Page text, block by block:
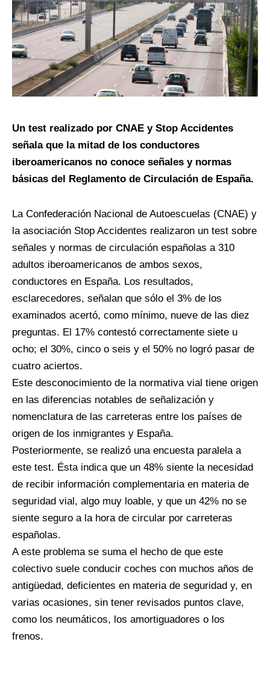
Un test realizado por CNAE y Stop Accidentes
señala que la mitad de los conductores
iberoamericanos no conoce señales y normas
básicas del Reglamento de Circulación de España.
La Confederación Nacional de Autoescuelas (CNAE) y
la asociación Stop Accidentes realizaron un test sobre
señales y normas de circulación españolas a 310
adultos iberoamericanos de ambos sexos,
conductores en España. Los resultados,
esclarecedores, señalan que sólo el 3% de los
examinados acertó, como mínimo, nueve de las diez
preguntas. El 17% contestó correctamente siete u
ocho; el 30%, cinco o seis y el 50% no logró pasar de
cuatro aciertos.
Este desconocimiento de la normativa vial tiene origen
en las diferencias notables de señalización y
nomenclatura de las carreteras entre los países de
origen de los inmigrantes y España.
Posteriormente, se realizó una encuesta paralela a
este test. Ésta indica que un 48% siente la necesidad
de recibir información complementaria en materia de
seguridad vial, algo muy loable, y que un 42% no se
siente seguro a la hora de circular por carreteras
españolas.
A este problema se suma el hecho de que este
colectivo suele conducir coches con muchos años de
antigüedad, deficientes en materia de seguridad y, en
varias ocasiones, sin tener revisados puntos clave,
como los neumáticos, los amortiguadores o los
frenos.